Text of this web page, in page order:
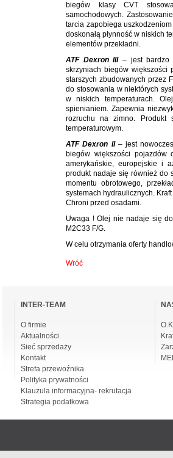
biegów klasy CVT
samochodowych.
tarcia zapobiega
doskonałą płynność w niskich
elementów przekładni.
ATF Dexron III – jest bardzo
skrzyniach biegów większości
starszych zbudowanych przez
do stosowania w niektórych
w niskich temperaturach.
spienianiem. Zapewnia
rozruchu na zimno. Produkt
temperaturowym.
ATF Dexron II – jest
biegów większości pojazdów
amerykańskie, europejskie i
produkt nadaje się również do
momentu obrotowego,
systemach hydraulicznych.
Chroni przed osadami.
Uwaga ! Olej nie nadaje się
M2C33 F/G.
W celu otrzymania oferty
Wróć
nawigacjeINTER-TEAM
O firmie
Aktualności
Sieć sprzedaży
Kontakt
Strefa przewoźnika
Polityka prywatności
Klauzula informacyjna- rekrutacja
Strategia podatkowa